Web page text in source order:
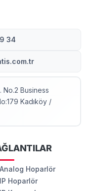
34
Business
Kadıköy /
Analog Hoparlör
IP Hoparlör